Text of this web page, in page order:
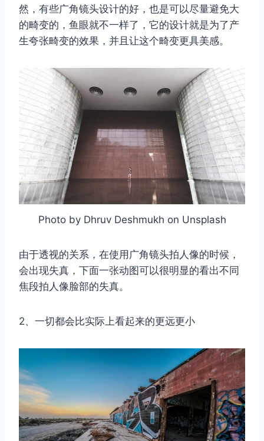
然，有些广角镜头设计的好，也是可以尽量避免大
的畸变的，鱼眼就不一样了，它的设计就是为了产
生夸张畸变的效果，并且让这个畸变更具美感。
Photo by Dhruv Deshmukh on Unsplash
由于透视的关系，在使用广角镜头拍人像的时候，
会出现失真，下面一张动图可以很明显的看出不同
焦段拍人像脸部的失真。
2、一切都会比实际上看起来的更远更小